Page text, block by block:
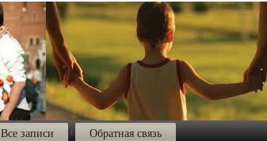
Все записи Обратная связь